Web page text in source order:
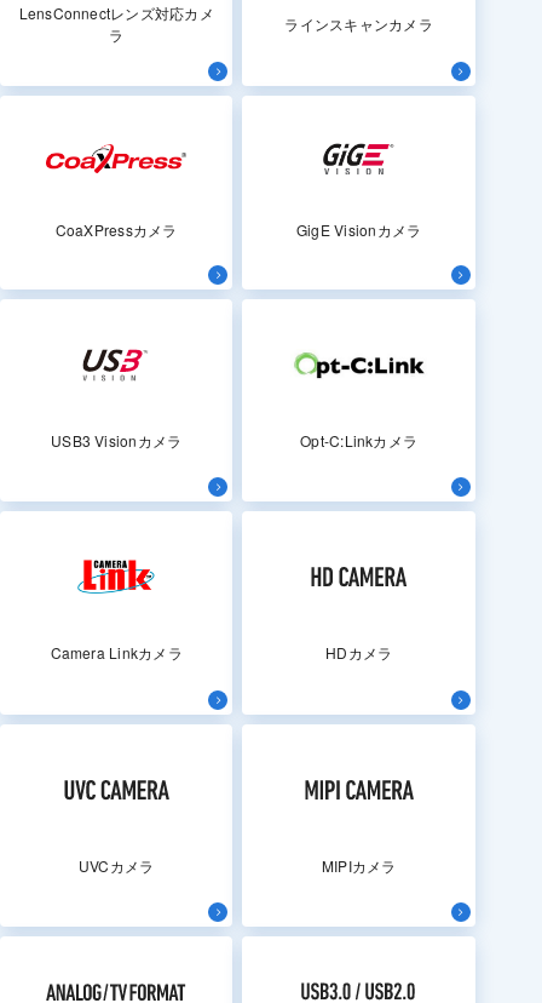
LensConnectレンズ対応カメ
ラ
ラインスキャンカメラ
CoaXPressカメラ GigE Visionカメラ
USB3 Visionカメラ Opt-C:Linkカメラ
Camera Linkカメラ HDカメラ
UVCカメラ MIPIカメラ